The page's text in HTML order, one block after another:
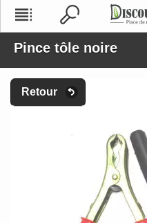
Pince tôle noire
Retour